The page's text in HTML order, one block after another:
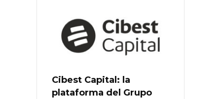
Cibest Capital: la
plataforma del Grupo